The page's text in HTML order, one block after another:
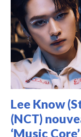
Lee Know
(NCT)
‘Music